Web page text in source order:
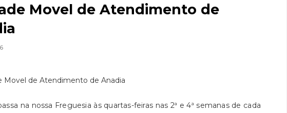
Movel de Atendimento de
na nossa Freguesia às quartas-feiras nas 2ª e 4ª semanas de cada